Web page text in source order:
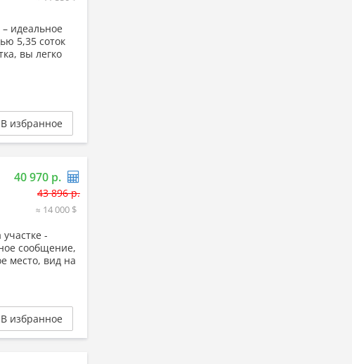
идеальное
5,35 соток
вы легко
В избранное
40 970 р.
43 896 р.
≈ 14 000 $
-
сообщение,
место, вид на
В избранное